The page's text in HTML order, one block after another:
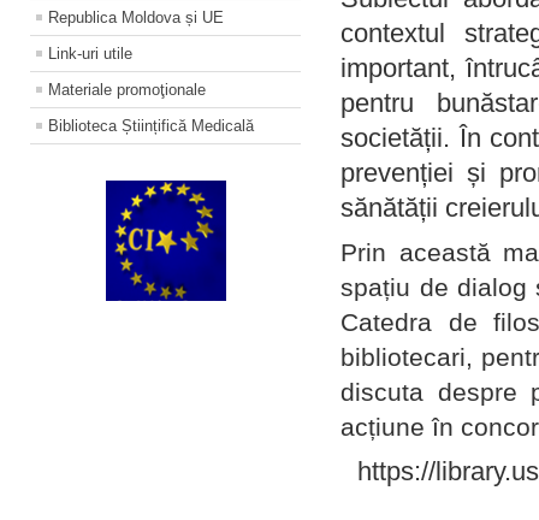
Republica Moldova și UE
Link-uri utile
Materiale promoţionale
Biblioteca Științifică Medicală
contextul
important,
pentru
societății. În
prevenției și
sănătății
Prin această
spațiu de dialog
Catedra de
bibliotecari,
discuta despre
acțiune în
https://